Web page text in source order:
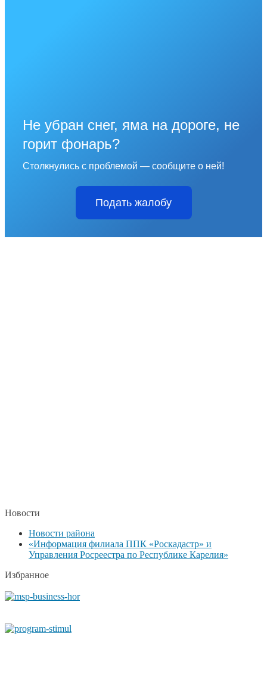
Не убран снег, яма на дороге, не
горит фонарь?
Столкнулись с проблемой — сообщите о ней!
Подать жалобу
Новости
Новости района
«Информация филиала ППК «Роскадастр» и
Управления Росреестра по Республике Карелия»
Избранное